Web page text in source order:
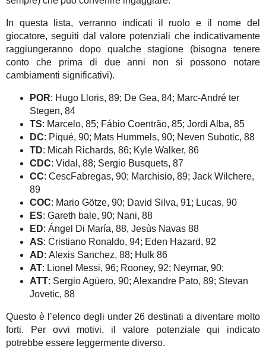
In questa lista, verranno indicati il ruolo e il nome del
giocatore, seguiti dal valore potenziali che indicativamente
raggiungeranno dopo qualche stagione (bisogna tenere
conto che prima di due anni non si possono notare
cambiamenti significativi).
POR: Hugo Lloris, 89; De Gea, 84; Marc-André ter
Stegen, 84
TS: Marcelo, 85; Fábio Coentrão, 85; Jordi Alba, 85
DC: Piqué, 90; Mats Hummels, 90; Neven Subotic, 88
TD: Micah Richards, 86; Kyle Walker, 86
CDC: Vidal, 88; Sergio Busquets, 87
CC: CescFabregas, 90; Marchisio, 89; Jack Wilchere,
89
COC: Mario Götze, 90; David Silva, 91; Lucas, 90
ES: Gareth bale, 90; Nani, 88
ED: Ángel Di María, 88, Jesùs Navas 88
AS: Cristiano Ronaldo, 94; Eden Hazard, 92
AD: Alexis Sanchez, 88; Hulk 86
AT: Lionel Messi, 96; Rooney, 92; Neymar, 90;
ATT: Sergio Agüero, 90; Alexandre Pato, 89; Stevan
Jovetic, 88
Questo è l’elenco degli under 26 destinati a diventare molto
forti. Per ovvi motivi, il valore potenziale qui indicato
potrebbe essere leggermente diverso.